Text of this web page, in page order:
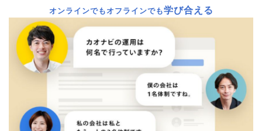
オンラインでもオフラインでも学び合える